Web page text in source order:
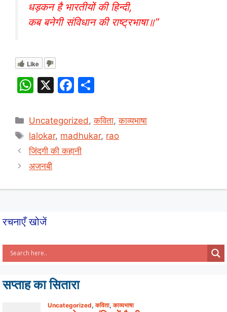
धड़कन है भारतीयों की हिन्दी,
कब बनेगी संविधान की राष्ट्रभाषा॥”
Like
W
at
s
A
p
X
F
c
e
b
ar
e
Categories
Uncategorized ,कविता,काव्यभाषा
Tags
lalokar, madhukar, rao
जिंदगी की कहानी
अजनबी
रचनाएँ खोजें
सप्ताह का सितारा